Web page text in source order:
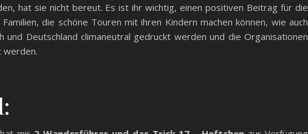
hat sie nicht bereut. Es ist ihr wichtig, einen positiven Beitrag für die
die schöne Touren mit ihren Kindern machen können, wie auch
und Deutschland climaneutral gedruckt werden und die Organisationen
werden.